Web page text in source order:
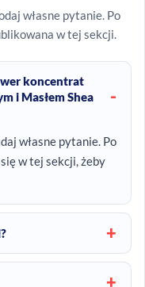
własne pytanie. Po
w tej sekcji.
koncentrat
i Masłem Shea
własne pytanie. Po
w tej sekcji, żeby